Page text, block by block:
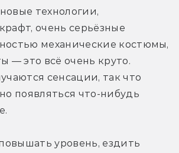
технологии,
очень серьёзные
механические костюмы,
— это всё очень круто.
сенсации, так что
появляться что-нибудь
уровень, ездить